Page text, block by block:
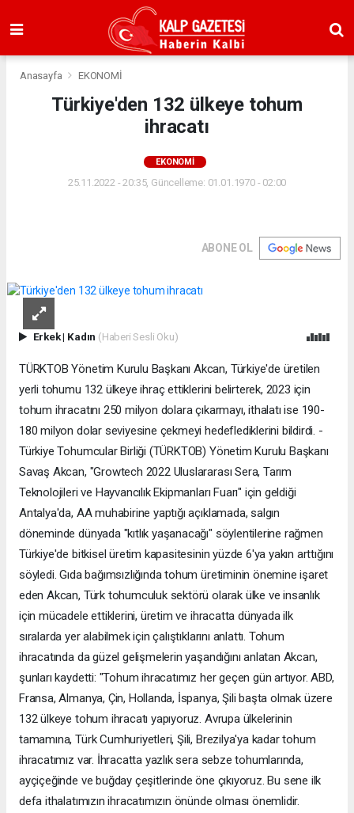
Anasayfa EKONOMİ
Türkiye'den 132 ülkeye tohum
ihracatı
EKONOMİ
25.11.2022 - 20:35, Güncelleme: 01.01.1970 - 02:00
ABONE OL
Erkek| Kadın (Haberi Sesli Oku)
TÜRKTOB Yönetim Kurulu Başkanı Akcan, Türkiye'de üretilen
yerli tohumu 132 ülkeye ihraç ettiklerini belirterek, 2023 için
tohum ihracatını 250 milyon dolara çıkarmayı, ithalatı ise 190-
180 milyon dolar seviyesine çekmeyi hedeflediklerini bildirdi. -
Türkiye Tohumcular Birliği (TÜRKTOB) Yönetim Kurulu Başkanı
Savaş Akcan, "Growtech 2022 Uluslararası Sera, Tarım
Teknolojileri ve Hayvancılık Ekipmanları Fuarı" için geldiği
Antalya'da, AA muhabirine yaptığı açıklamada, salgın
döneminde dünyada "kıtlık yaşanacağı" söylentilerine rağmen
Türkiye'de bitkisel üretim kapasitesinin yüzde 6'ya yakın arttığını
söyledi. Gıda bağımsızlığında tohum üretiminin önemine işaret
eden Akcan, Türk tohumculuk sektörü olarak ülke ve insanlık
için mücadele ettiklerini, üretim ve ihracatta dünyada ilk
sıralarda yer alabilmek için çalıştıklarını anlattı. Tohum
ihracatında da güzel gelişmelerin yaşandığını anlatan Akcan,
şunları kaydetti: "Tohum ihracatımız her geçen gün artıyor. ABD,
Fransa, Almanya, Çin, Hollanda, İspanya, Şili başta olmak üzere
132 ülkeye tohum ihracatı yapıyoruz. Avrupa ülkelerinin
tamamına, Türk Cumhuriyetleri, Şili, Brezilya'ya kadar tohum
ihracatımız var. İhracatta yazlık sera sebze tohumlarında,
ayçiçeğinde ve buğday çeşitlerinde öne çıkıyoruz. Bu sene ilk
defa ithalatımızın ihracatımızın önünde olması önemlidir.